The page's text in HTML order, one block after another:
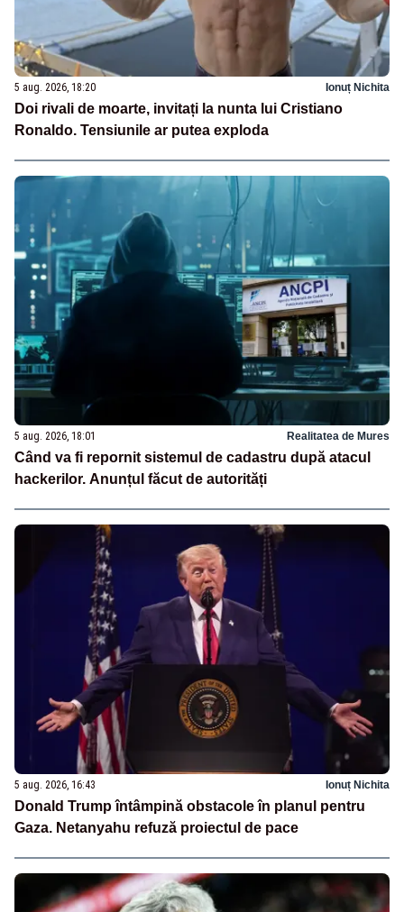
5 aug. 2026, 18:20 Ionuț Nichita
Doi rivali de moarte, invitați la nunta lui Cristiano
Ronaldo. Tensiunile ar putea exploda
5 aug. 2026, 18:01 Realitatea de Mures
Când va fi repornit sistemul de cadastru după atacul
hackerilor. Anunțul făcut de autorități
5 aug. 2026, 16:43 Ionuț Nichita
Donald Trump întâmpină obstacole în planul pentru
Gaza. Netanyahu refuză proiectul de pace